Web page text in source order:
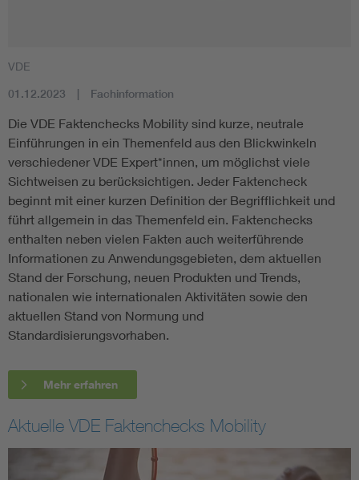
VDE
01.12.2023 Fachinformation
Die VDE Faktenchecks Mobility sind kurze, neutrale
Einführungen in ein Themenfeld aus den Blickwinkeln
verschiedener VDE Expert*innen, um möglichst viele
Sichtweisen zu berücksichtigen. Jeder Faktencheck
beginnt mit einer kurzen Definition der Begrifflichkeit und
führt allgemein in das Themenfeld ein. Faktenchecks
enthalten neben vielen Fakten auch weiterführende
Informationen zu Anwendungsgebieten, dem aktuellen
Stand der Forschung, neuen Produkten und Trends,
nationalen wie internationalen Aktivitäten sowie den
aktuellen Stand von Normung und
Standardisierungsvorhaben.
Mehr erfahren
Aktuelle VDE Faktenchecks Mobility